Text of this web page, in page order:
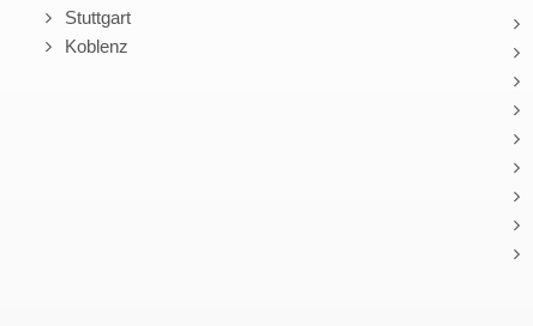
Stuttgart
Koblenz